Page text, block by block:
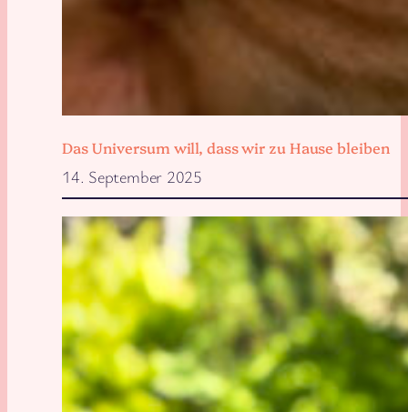
Das Universum will, dass wir zu Hause bleiben
14. September 2025